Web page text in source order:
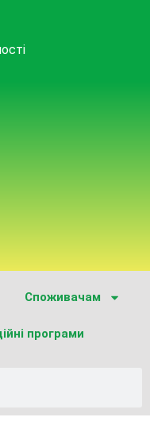
Споживачам
програми